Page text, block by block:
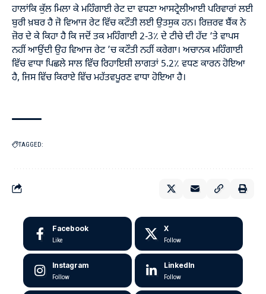
ਹਾਲਾਂਕਿ ਕੁੱਲ ਮਿਲਾ ਕੇ ਮਹਿੰਗਾਈ ਰੇਟ ਦਾ ਵਧਣਾ ਆਸਟ੍ਰੇਲੀਆਈ ਪਰਿਵਾਰਾਂ ਲਈ
ਬੁਰੀ ਖ਼ਬਰ ਹੈ ਜੋ ਵਿਆਜ ਰੇਟ ਵਿੱਚ ਕਟੌਤੀ ਲਈ ਉਤਸੁਕ ਹਨ। ਰਿਜ਼ਰਵ ਬੈਂਕ ਨੇ
ਜ਼ੋਰ ਦੇ ਕੇ ਕਿਹਾ ਹੈ ਕਿ ਜਦੋਂ ਤਕ ਮਹਿੰਗਾਈ 2-3٪ ਦੇ ਟੀਚੇ ਦੀ ਹੱਦ ‘ਤੇ ਵਾਪਸ
ਨਹੀਂ ਆਉਂਦੀ ਉਹ ਵਿਆਜ ਰੇਟ ’ਚ ਕਟੌਤੀ ਨਹੀਂ ਕਰੇਗਾ। ਅਚਾਨਕ ਮਹਿੰਗਾਈ
ਵਿੱਚ ਵਾਧਾ ਪਿਛਲੇ ਸਾਲ ਵਿੱਚ ਰਿਹਾਇਸ਼ੀ ਲਾਗਤਾਂ 5.2٪ ਵਧਣ ਕਾਰਨ ਹੋਇਆ
ਹੈ, ਜਿਸ ਵਿੱਚ ਕਿਰਾਏ ਵਿੱਚ ਮਹੱਤਵਪੂਰਣ ਵਾਧਾ ਹੋਇਆ ਹੈ।
TAGGED:
Facebook
Like
X
Follow
Instagram
Follow
LinkedIn
Follow